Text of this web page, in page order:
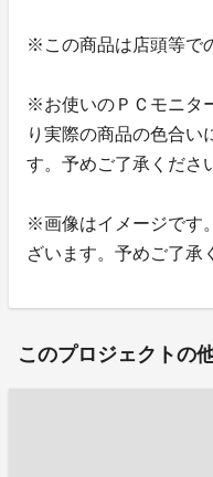
※この商品は店頭等で
※お使いのＰＣモニタ
り実際の商品の色合い
す。予めご了承くださ
※画像はイメージです
ざいます。予めご了承
このプロジェクトの